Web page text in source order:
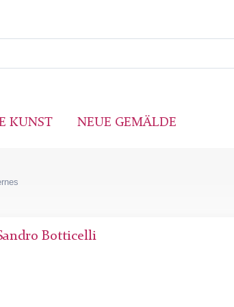
KUNST NEUE GEMÄLDE
Botticelli